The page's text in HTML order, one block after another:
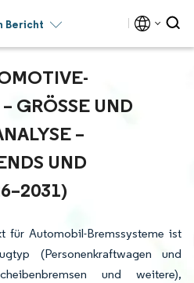
Bericht
GRÖSSE UND M
– W
UND P
für Automobil-Bremssysteme ist
(Personenkraftwagen und
und weitere),